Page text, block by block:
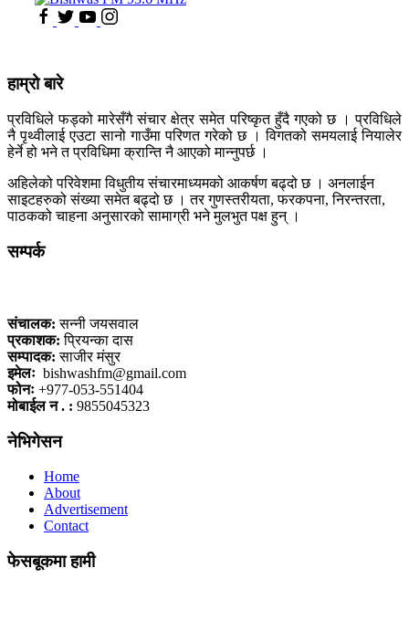
हाम्रो बारे
प्रविधिले फड्को मारेसँगै संचार क्षेत्र समेत परिष्कृत हुँदै गएको छ । प्रविधिले
नै पृथ्वीलाई एउटा सानो गाउँमा परिणत गरेको छ । विगतको समयलाई नियालेर
हेर्ने हो भने त प्रविधिमा क्रान्ति नै आएको मान्नुपर्छ ।
अहिलेको परिवेशमा विधुतीय संचारमाध्यमको आकर्षण बढ्दो छ । अनलाईन
साइटहरुको संख्या समेत बढ्दो छ । तर गुणस्तरीयता, फरकपना, निरन्तरता,
पाठकको चाहना अनुसारको सामाग्री भने मुलभुत पक्ष हुन् ।
सम्पर्क
संचालक: सन्नी जयसवाल
प्रकाशक: प्रियन्का दास
सम्पादक: साजीर मंसुर
इमेलः bishwashfm@gmail.com
फोनः +977-053-551404
मोबाईल न . : 9855045323
नेभिगेसन
Home
About
Advertisement
Contact
फेसबूकमा हामी